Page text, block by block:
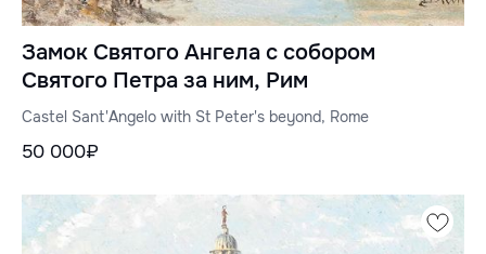
Замок Святого Ангела с собором
Святого Петра за ним, Рим
Castel Sant'Angelo with St Peter's beyond, Rome
50 000₽